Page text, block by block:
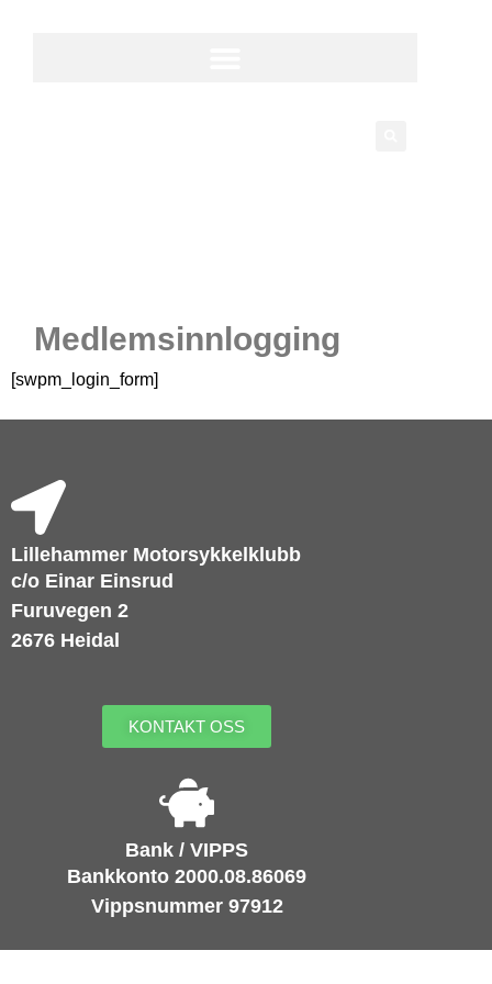
Medlemsinnlogging
[swpm_login_form]
Lillehammer Motorsykkelklubb
c/o Einar Einsrud
Furuvegen 2
2676 Heidal
KONTAKT OSS
Bank / VIPPS
Bankkonto 2000.08.86069
Vippsnummer 97912